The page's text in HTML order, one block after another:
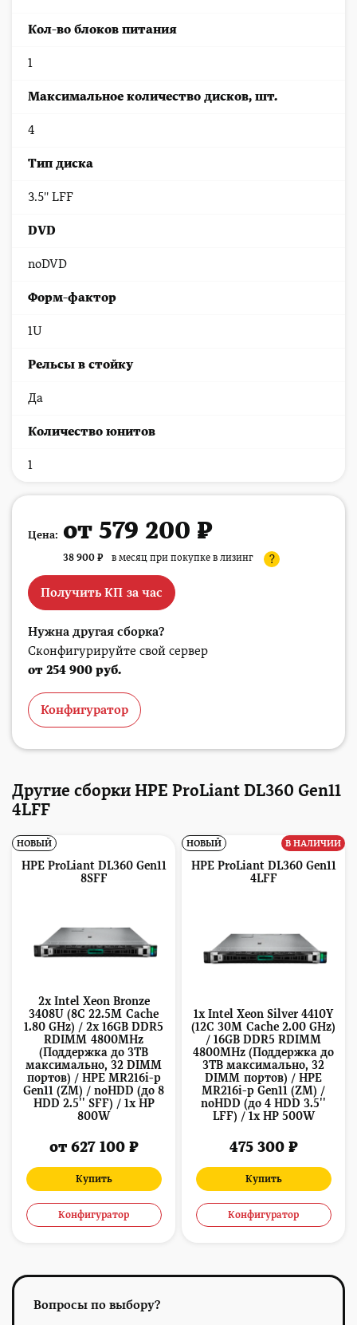
Кол-во блоков питания
1
Максимальное количество дисков, шт.
4
Тип диска
3.5'' LFF
DVD
noDVD
Форм-фактор
1U
Рельсы в стойку
Да
Количество юнитов
1
Цена: от 579 200 ₽
38 900 ₽ в месяц при покупке в лизинг ?
Получить КП за час
Нужна другая сборка?
Сконфигурируйте свой сервер
от 254 900 руб.
Конфигуратор
Другие сборки HPE ProLiant DL360 Gen11
4LFF
HPE ProLiant DL360 Gen11
8SFF
2x Intel Xeon Bronze
3408U (8C 22.5M Cache
1.80 GHz) / 2x 16GB DDR5
RDIMM 4800MHz
(Поддержка до 3TB
максимально, 32 DIMM
портов) / HPE MR216i-p
Gen11 (ZM) / noHDD (до 8
HDD 2.5'' SFF) / 1x HP
800W
от 627 100 ₽
Купить
Конфигуратор
НОВЫЙ
HPE ProLiant DL360 Gen11
4LFF
1x Intel Xeon Silver 4410Y
(12C 30M Cache 2.00 GHz)
/ 16GB DDR5 RDIMM
4800MHz (Поддержка до
3TB максимально, 32
DIMM портов) / HPE
MR216i-p Gen11 (ZM) /
noHDD (до 4 HDD 3.5''
LFF) / 1x HP 500W
475 300 ₽
Купить
Конфигуратор
НОВЫЙ В НАЛИЧИИ
Вопросы по выбору?